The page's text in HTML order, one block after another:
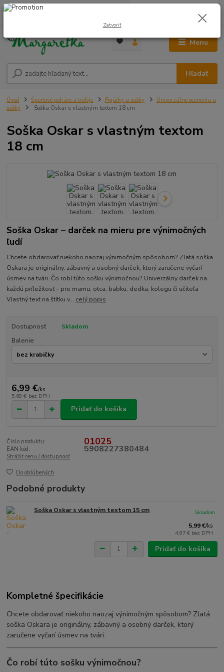
Menu
Hľadať
0948 236 042
0,00 €
Úvod Športové poháre a trofeje Figúrky a sošky
Univerzálne ocenenia a
sošky
Soška Oskar s vlastným textom 18 cm
Soška Oskar s vlastným textom
18 cm
Soška Oskar – darček na mieru pre výnimočných
ľudí
Chcete obdarovať niekoho naozaj výnimočným spôsobom? Zlatá soška
Oskara je originálny, zábavný a osobný darček, ktorý zaručene vyčarí
úsmev na tvári. Čo robí túto sošku výnimočnou? Univerzálny darček na
každú príležitosť – pre mamu, otca, babku, dedka, kolegu či učiteľa
Vlastný text na štítku v... celý popis
Dostupnosť
Skladom
Balenie
6,99 €/ks
5,68 € bez DPH
Pridať do košíka
Číslo produktu: 01025
EAN kód: 5908227380484
Strážiť cenu / dostupnosť
Do obľúbených
Podobné produkty
Soška Oskar s vlastným textom 15 cm
5,99 €/ks
4,87 € bez DPH
Skladom
Pridať do košíka
Kompletné špecifikácie
Chcete obdarovať niekoho naozaj výnimočným spôsobom? Zlatá
soška Oskara je originálny, zábavný a osobný darček, ktorý
zaručene vyčarí úsmev na tvári.
Čo robí túto sošku výnimočnou?
Zatvoriť